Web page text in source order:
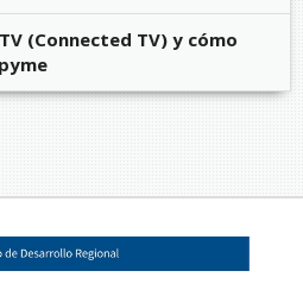
(Connected TV) y cómo